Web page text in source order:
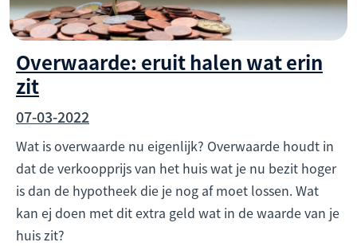
Overwaarde: eruit halen wat erin
zit
07-03-2022
Wat is overwaarde nu eigenlijk? Overwaarde houdt in
dat de verkoopprijs van het huis wat je nu bezit hoger
is dan de hypotheek die je nog af moet lossen. Wat
kan ej doen met dit extra geld wat in de waarde van je
huis zit?